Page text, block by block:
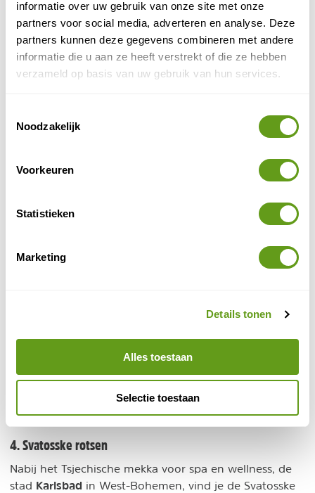
informatie over uw gebruik van onze site met onze
partners voor social media, adverteren en analyse. Deze
partners kunnen deze gegevens combineren met andere
informatie die u aan ze heeft verstrekt of die ze hebben
verzameld op basis van uw gebruik van hun services.
Noodzakelijk
Voorkeuren
Statistieken
Marketing
Details tonen
Alles toestaan
Selectie toestaan
met het zicht op de boog en het sprookjesachtige
restaurant wat er tegenaan gebouwd staat. De
rotsboog is 27 meter breed en 16 meter hoog.
Geniet van het uitzicht bij een van de drie bekende
De regio sluit aan op hetElbezandsteengebergte, een
schitterend gebied op de Duits-Tsjechische grens en
Saksisch Zwitserland.
4. Svatosske rotsen
Nabij het Tsjechische mekka voor spa en wellness, de
stad Karlsbad in West-Bohemen, vind je de Svatosske